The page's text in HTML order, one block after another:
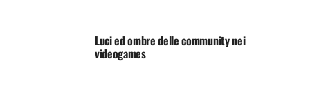
Luci ed ombre delle community nei
videogames